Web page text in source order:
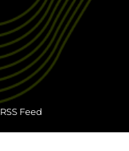
RSS Feed